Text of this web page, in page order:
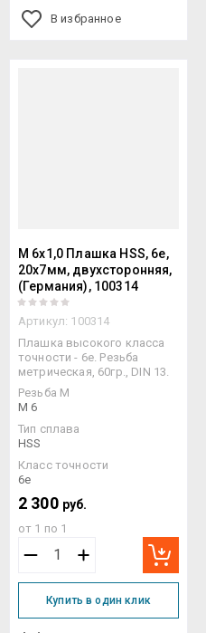
В избранное
M 6x1,0 Плашка HSS, 6e,
20x7мм, двухсторонняя,
(Германия), 100314
Артикул: 100314
Плашка высокого класса
точности - 6e. Резьба
метрическая, 60гр., DIN 13.
Резьба М
M 6
Тип сплава
HSS
Класс точности
6e
2 300 руб.
от 1 по 1
Купить в один клик